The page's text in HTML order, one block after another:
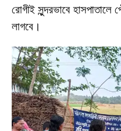
রোগীই সুন্দরভাবে
লাগবে।